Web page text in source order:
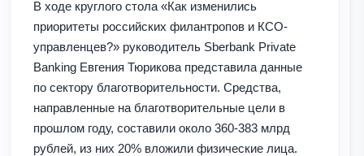
В ходе круглого стола «Как изменились
приоритеты российских филантропов и КСО-
управленцев?» руководитель Sberbank Private
Banking Евгения Тюрикова представила данные
по сектору благотворительности. Средства,
направленные на благотворительные цели в
прошлом году, составили около 360-383 млрд
рублей, из них 20% вложили физические лица.